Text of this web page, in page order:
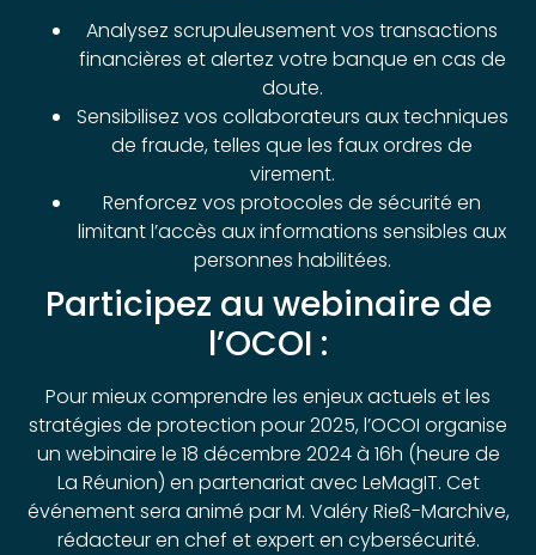
Analysez scrupuleusement vos transactions
financières et alertez votre banque en cas de
doute.
Sensibilisez vos collaborateurs aux techniques
de fraude, telles que les faux ordres de
virement.
Renforcez vos protocoles de sécurité en
limitant l’accès aux informations sensibles aux
personnes habilitées.
Participez au webinaire de
l’OCOI :
Pour mieux comprendre les enjeux actuels et les
stratégies de protection pour 2025, l’OCOI organise
un webinaire le 18 décembre 2024 à 16h (heure de
La Réunion) en partenariat avec LeMagIT. Cet
événement sera animé par M. Valéry Rieß-Marchive,
rédacteur en chef et expert en cybersécurité.